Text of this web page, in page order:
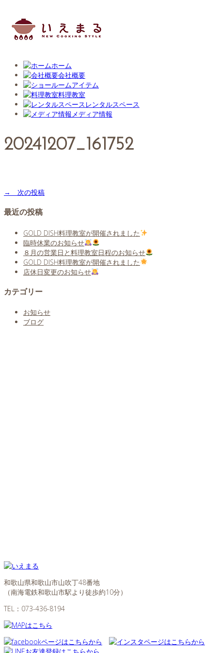
ホーム
会社概要
アイテム
料理教室
レンタルスペース
メディア情報
20241207_161752
→ 次の投稿
最近の投稿
GOLD DISH料理教室が開催されました
臨時休業のお知らせ
８月の営業日と料理教室日程のお知らせ
GOLD DISH料理教室が開催されました
店休日変更のお知らせ
カテゴリー
お知らせ
ブログ
和歌山県和歌山市山吹丁48番地
（南海電鉄和歌山市駅より徒歩約10分）
TEL： 073-436-8194